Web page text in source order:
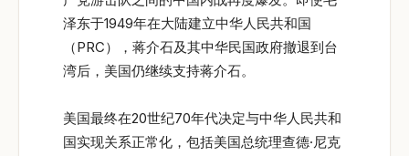
泽东于1949年在大陆建立中华人民共和国
（PRC），蒋介石及其中华民国政府撤退到台
湾后，美国仍继续支持蒋介石。
美国最终在20世纪70年代决定与中华人民共和
国实现关系正常化，包括美国总统理查德·尼克